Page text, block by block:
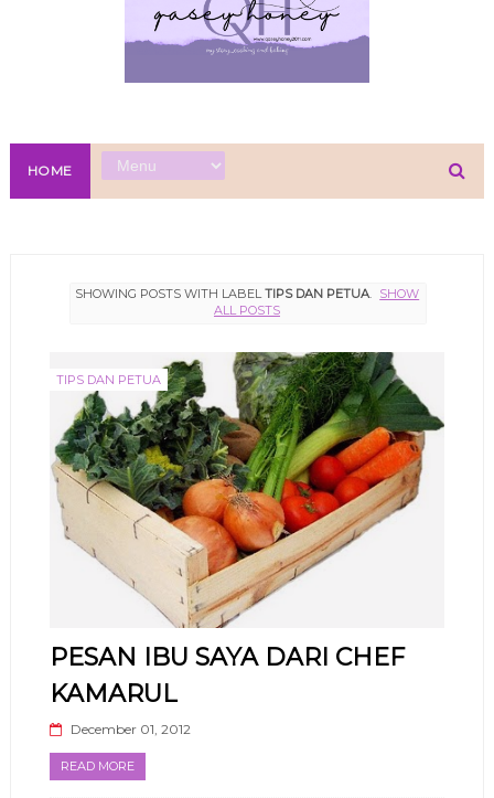
HOME
SHOWING POSTS WITH LABELTIPS DAN PETUA. SHOW
ALL POSTS
TIPS DAN PETUA
PESAN IBU SAYA DARI CHEF
KAMARUL
December 01, 2012
READ MORE